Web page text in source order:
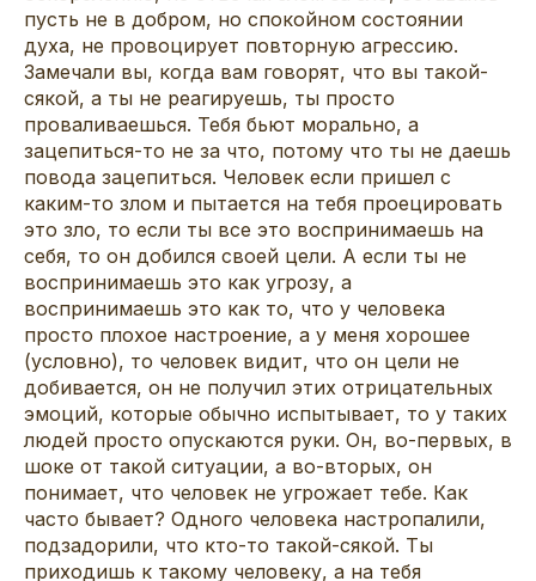
пусть не в добром, но спокойном состоянии
духа, не провоцирует повторную агрессию.
Замечали вы, когда вам говорят, что вы такой-
сякой, а ты не реагируешь, ты просто
проваливаешься. Тебя бьют морально, а
зацепиться-то не за что, потому что ты не даешь
повода зацепиться. Человек если пришел с
каким-то злом и пытается на тебя проецировать
это зло, то если ты все это воспринимаешь на
себя, то он добился своей цели. А если ты не
воспринимаешь это как угрозу, а
воспринимаешь это как то, что у человека
просто плохое настроение, а у меня хорошее
(условно), то человек видит, что он цели не
добивается, он не получил этих отрицательных
эмоций, которые обычно испытывает, то у таких
людей просто опускаются руки. Он, во-первых, в
шоке от такой ситуации, а во-вторых, он
понимает, что человек не угрожает тебе. Как
часто бывает? Одного человека настропалили,
подзадорили, что кто-то такой-сякой. Ты
приходишь к такому человеку, а на тебя